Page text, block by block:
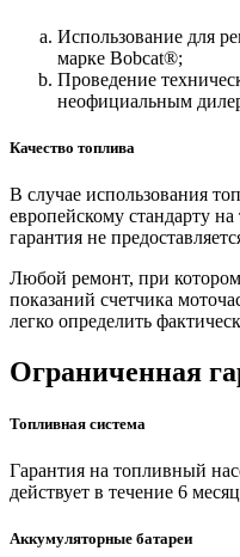
Использование для
марке Bobcat®;
Проведение
неофициальным
Качество топлива
В случае использования
европейскому стандарту
гарантия не
Любой ремонт, при
показаний счетчика
легко определить
Ограниченная
Топливная система
Гарантия на топливный
действует в течение 6
Аккумуляторные батареи